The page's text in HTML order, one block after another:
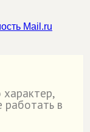
Mail.ru
характер,
работать в